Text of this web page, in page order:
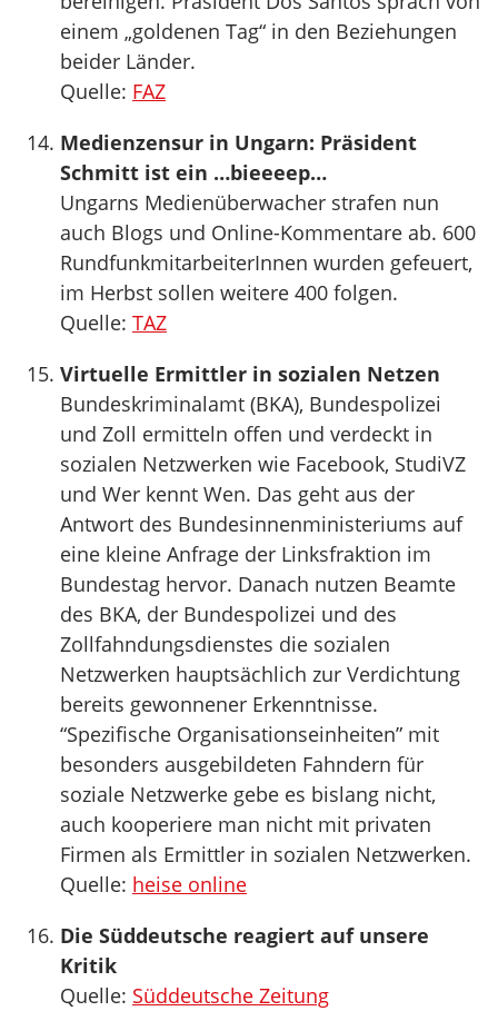
einem „goldenen Tag“ in den Beziehungen
beider Länder.
Quelle: FAZ
Medienzensur in Ungarn: Präsident
Schmitt ist ein …bieeeep…
Ungarns Medienüberwacher strafen nun
auch Blogs und Online-Kommentare ab. 600
RundfunkmitarbeiterInnen wurden gefeuert,
im Herbst sollen weitere 400 folgen.
Quelle: TAZ
Virtuelle Ermittler in sozialen Netzen
Bundeskriminalamt (BKA), Bundespolizei
und Zoll ermitteln offen und verdeckt in
sozialen Netzwerken wie Facebook, StudiVZ
und Wer kennt Wen. Das geht aus der
Antwort des Bundesinnenministeriums auf
eine kleine Anfrage der Linksfraktion im
Bundestag hervor. Danach nutzen Beamte
des BKA, der Bundespolizei und des
Zollfahndungsdienstes die sozialen
Netzwerken hauptsächlich zur Verdichtung
bereits gewonnener Erkenntnisse.
“Spezifische Organisationseinheiten” mit
besonders ausgebildeten Fahndern für
soziale Netzwerke gebe es bislang nicht,
auch kooperiere man nicht mit privaten
Firmen als Ermittler in sozialen Netzwerken.
Quelle: heise online
Die Süddeutsche reagiert auf unsere
Kritik
Quelle: Süddeutsche Zeitung